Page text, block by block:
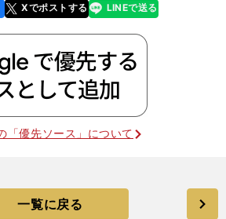
Xでポストする
line LINEで送る
「優先ソース」について
一覧に戻る